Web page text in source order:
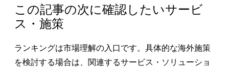
この記事の次に確認したいサービ
ス・施策
ランキングは市場理解の入口です。具体的な海外施策
を検討する場合は、関連するサービス・ソリューショ